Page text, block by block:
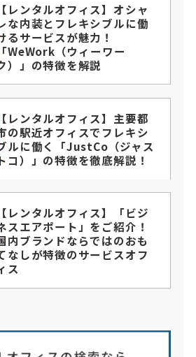
【レンタルオフィス】オシャ
な内装とフレキシブルに働
るサービスが魅力！
「WeWork（ウィーワー
）」の特徴を解説
【レンタルオフィス】主要都
の駅近オフィスでフレキシ
ルに働く「JustCo（ジャス
コ）」の特徴を徹底解説！
【レンタルオフィス】「ビジ
スエアポート」をご紹介！
内ブランドならではのおも
なしが特徴のサービスオフ
ス